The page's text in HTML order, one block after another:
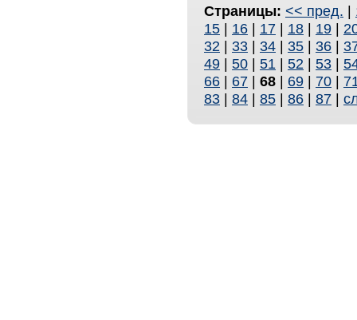
Страницы: << пред. |
15 | 16 | 17 | 18 | 19 |
32 | 33 | 34 | 35 | 36 |
49 | 50 | 51 | 52 | 53 |
66 | 67 | 68 | 69 | 70 |
83 | 84 | 85 | 86 | 87 |